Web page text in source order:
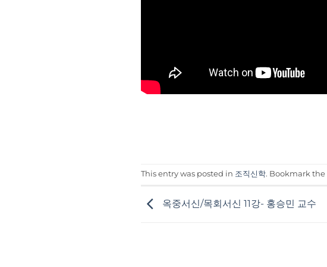
This entry was posted in 조직신학. Bookmark the
옥중서신/목회서신 11강- 홍승민 교수